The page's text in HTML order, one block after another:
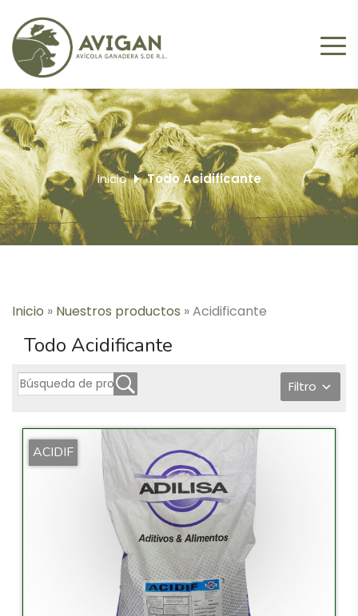
Inicio Todo Acidificante
Inicio » Nuestros productos »Acidificante
Todo Acidificante
Filtro
ACIDIF